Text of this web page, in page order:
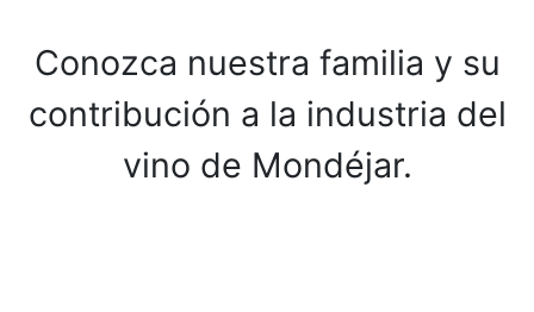
Conozca nuestra familia y su
contribución a la industria del
vino de Mondéjar.